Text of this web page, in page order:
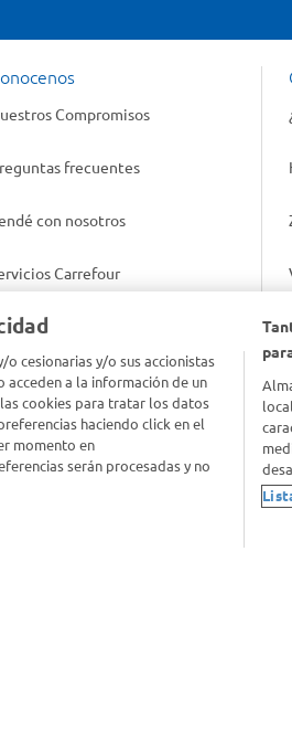
Compromisos
frecuentes
con nosotros
Carrefour
de interés
o cesionarias y/o sus accionistas
a la información de un
cookies para tratar los datos
haciendo click en el
momento en
serán procesadas y no